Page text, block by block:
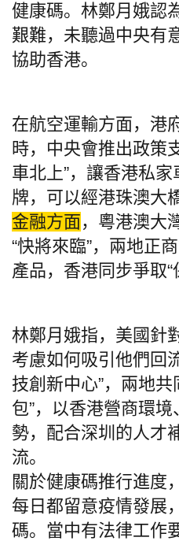
健康碼。林鄭月娥認
艱難，未聽過中央有
協助香港。
在航空運輸方面，港
時，中央會推出政策
車北上”，讓香港私
牌，可以經港珠澳大
金融方面，粵港澳大
“快將來臨”，兩地正
產品，香港同步爭取“
林鄭月娥指，美國針
考慮如何吸引他們回
技創新中心”，兩地共
包”，以香港營商環
勢，配合深圳的人才
流。
關於健康碼推行進度
每日都留意疫情發展
碼。當中有法律工作